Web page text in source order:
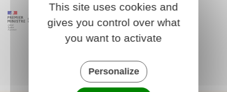
This site uses cookies and
gives you control over what
you want to activate
Personalize